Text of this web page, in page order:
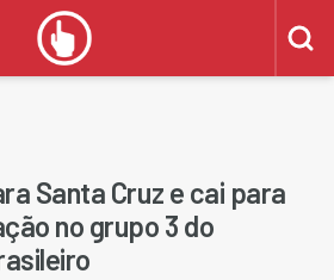
Santa Cruz e cai para
no grupo 3 do